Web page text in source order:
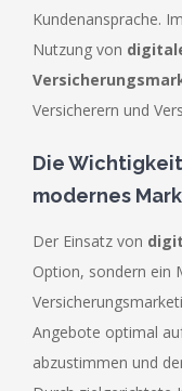
Kundenansprache.
Nutzung von
Versicherern und
Die
modernes
Der Einsatz von
Option, sondern ein
Angebote optimal
abzustimmen und